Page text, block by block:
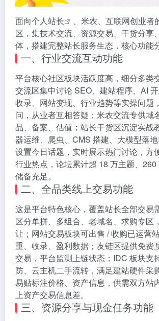
面向个人站长
、米农、互联网创业者
区，集技术交流、资源交易、干货分享
体，搭建完整站长服务生态，核心功能
一、行业交流互动功能
平台核心社区板块活跃度高，细分多类
交流区集中讨论 SEO、建站程序、AI
收录、网站变现、行业趋势等实操问题
问，从业者互相答疑；米农交流专供域
品、备案、估值；站长干货区沉淀实战
器运维、爬虫、CMS 搭建、大模型落
设置今日话题，实时展示热门讨论，方
行业热点，论坛累计超 18 万主题、
储备充足。
二、全品类线上交易功能
这是平台特色核心，覆盖站长全部交易
区分单拼、多组合、老域名、求购专区
让；网站交易板块可出售 / 收购已运营
重、收录、盈利数据；友链区提供免费
交易，平台监测上链状态；IDC 板块支
防、云主机二手流转，满足建站硬件采
易贴标注价格、资产信息，供需双方站
上资产交易信息差。
三、资源分享与现金任务功能